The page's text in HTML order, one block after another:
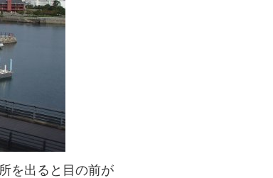
を出ると目の前が